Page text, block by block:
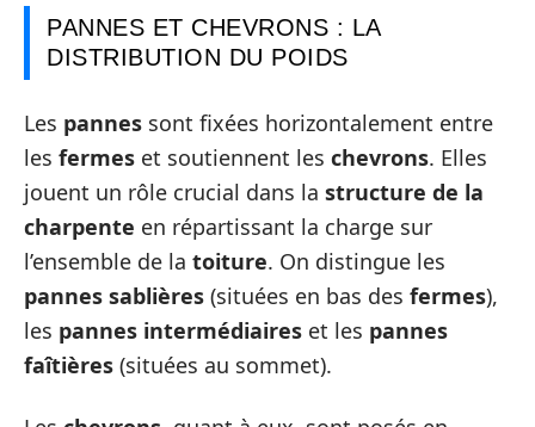
PANNES ET CHEVRONS : LA
DISTRIBUTION DU POIDS
Les pannes sont fixées horizontalement entre
les fermes et soutiennent les chevrons. Elles
jouent un rôle crucial dans la structure de la
charpente en répartissant la charge sur
l’ensemble de la toiture. On distingue les
pannes sablières (situées en bas des fermes),
les pannes intermédiaires et les pannes
faîtières (situées au sommet).